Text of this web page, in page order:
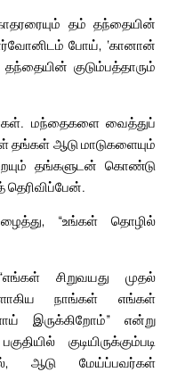
தம் தந்தையின்
போய், ‘கானான்
குடும்பத்தாரும்
மந்தைகளை வைத்துப்
ஆடு மாடுகளையும்
தங்களுடன் கொண்டு
தெரிவிப்பேன்.
“உங்கள் தொழில்
சிறுவயது முதல்
நாங்கள் எங்கள்
இருக்கிறோம்” என்று
குடியிருக்கும்படி
ஆடு மேய்ப்பவர்கள்